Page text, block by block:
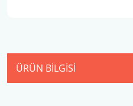
ÜRÜN BILGISI